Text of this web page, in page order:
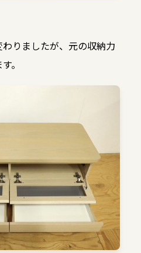
りましたが、元の収納力
。